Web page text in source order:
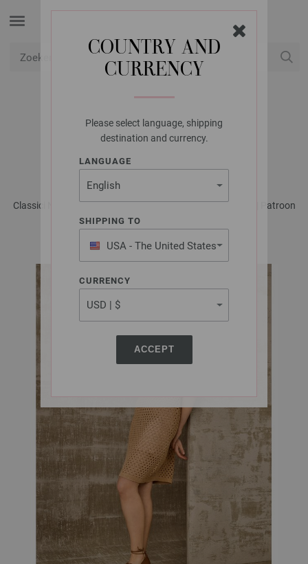
COUNTRY AND
CURRENCY
Please select language, shipping
destination and currency.
LANGUAGE
SHIPPING TO
USA - The United States
of America
CURRENCY
ACCEPT
LANA GROSSA
JURK ELASTICO
Classici No. 30 - Tijdschrift (DE) + Breibeschrijvingen (NL) | Patroon